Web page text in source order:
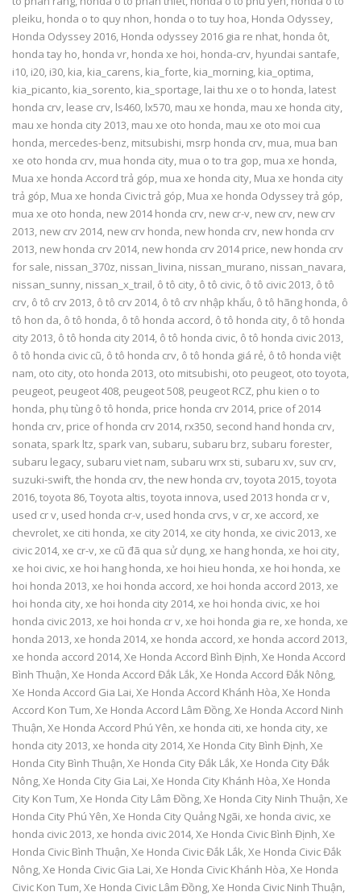
pleiku, honda o to quy nhon, honda o to tuy hoa, Honda Odyssey,
Honda Odyssey 2016, Honda odyssey 2016 gia re nhat, honda ôt,
honda tay ho, honda vr, honda xe hoi, honda-crv, hyundai santafe,
i10, i20, i30, kia, kia_carens, kia_forte, kia_morning, kia_optima,
kia_picanto, kia_sorento, kia_sportage, lai thu xe o to honda, latest
honda crv, lease crv, ls460, lx570, mau xe honda, mau xe honda city,
mau xe honda city 2013, mau xe oto honda, mau xe oto moi cua
honda, mercedes-benz, mitsubishi, msrp honda crv, mua, mua ban
xe oto honda crv, mua honda city, mua o to tra gop, mua xe honda,
Mua xe honda Accord trả góp, mua xe honda city, Mua xe honda city
trả góp, Mua xe honda Civic trả góp, Mua xe honda Odyssey trả góp,
mua xe oto honda, new 2014 honda crv, new cr-v, new crv, new crv
2013, new crv 2014, new crv honda, new honda crv, new honda crv
2013, new honda crv 2014, new honda crv 2014 price, new honda crv
for sale, nissan_370z, nissan_livina, nissan_murano, nissan_navara,
nissan_sunny, nissan_x_trail, ô tô city, ô tô civic, ô tô civic 2013, ô tô
crv, ô tô crv 2013, ô tô crv 2014, ô tô crv nhập khẩu, ô tô hãng honda, ô
tô hon da, ô tô honda, ô tô honda accord, ô tô honda city, ô tô honda
city 2013, ô tô honda city 2014, ô tô honda civic, ô tô honda civic 2013,
ô tô honda civic cũ, ô tô honda crv, ô tô honda giá rẻ, ô tô honda việt
nam, oto city, oto honda 2013, oto mitsubishi, oto peugeot, oto toyota,
peugeot, peugeot 408, peugeot 508, peugeot RCZ, phu kien o to
honda, phụ tùng ô tô honda, price honda crv 2014, price of 2014
honda crv, price of honda crv 2014, rx350, second hand honda crv,
sonata, spark ltz, spark van, subaru, subaru brz, subaru forester,
subaru legacy, subaru viet nam, subaru wrx sti, subaru xv, suv crv,
suzuki-swift,the honda crv,the new honda crv,toyota 2015,toyota
2016,toyota 86,Toyota altis,toyota innova, used 2013 honda cr v,
used cr v, used honda cr-v, used honda crvs,v cr,xe accord,xe
chevrolet,xe citi honda,xe city 2014,xe city honda,xe civic 2013,xe
civic 2014,xe cr-v,xe cũ đã qua sử dụng,xe hang honda,xe hoi city,
xe hoi civic,xe hoi hang honda,xe hoi hieu honda,xe hoi honda,xe
hoi honda 2013,xe hoi honda accord,xe hoi honda accord 2013,xe
hoi honda city,xe hoi honda city 2014,xe hoi honda civic,xe hoi
honda civic 2013,xe hoi honda cr v,xe hoi honda gia re,xe honda,xe
honda 2013,xe honda 2014,xe honda accord,xe honda accord 2013,
xe honda accord 2014,Xe Honda Accord Bình Định,Xe Honda Accord
Bình Thuận,Xe Honda Accord Đắk Lắk,Xe Honda Accord Đắk Nông,
Xe Honda Accord Gia Lai,Xe Honda Accord Khánh Hòa,Xe Honda
Accord Kon Tum,Xe Honda Accord Lâm Đồng,Xe Honda Accord Ninh
Thuận,Xe Honda Accord Phú Yên,xe honda citi,xe honda city,xe
honda city 2013,xe honda city 2014,Xe Honda City Bình Định,Xe
Honda City Bình Thuận,Xe Honda City Đắk Lắk,Xe Honda City Đắk
Nông,Xe Honda City Gia Lai,Xe Honda City Khánh Hòa,Xe Honda
City Kon Tum,Xe Honda City Lâm Đồng,Xe Honda City Ninh Thuận,Xe
Honda City Phú Yên,Xe Honda City Quảng Ngãi,xe honda civic,xe
honda civic 2013,xe honda civic 2014,Xe Honda Civic Bình Định,Xe
Honda Civic Bình Thuận,Xe Honda Civic Đắk Lắk,Xe Honda Civic Đắk
Nông,Xe Honda Civic Gia Lai,Xe Honda Civic Khánh Hòa,Xe Honda
Civic Kon Tum,Xe Honda Civic Lâm Đồng,Xe Honda Civic Ninh Thuận,